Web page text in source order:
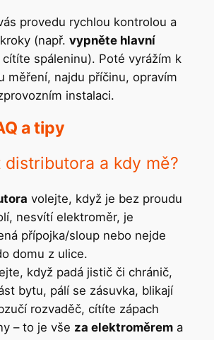
provedu rychlou kontrolou a
(např. vypněte hlavní
cítíte spáleninu). Poté vyrážím k
měření, najdu příčinu, opravím
instalaci.
a tipy
distributora a kdy mě?
volejte, když je bez proudu
nesvítí elektroměr, je
přípojka/sloup nebo nejde
domu z ulice.
když padá jistič či chránič,
bytu, pálí se zásuvka, blikají
rozvaděč, cítíte zápach
– to je vše za elektroměrema